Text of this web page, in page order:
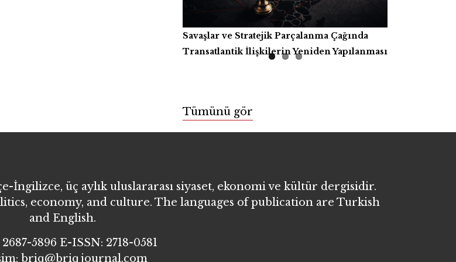
Savaşlar ve Stratejik Parçalanma Çağında
Transatlantik İlişkilerin Yeniden Yapılanması
Yapay Zekâ, Üretici Güçler ve İnsanlığın
Ortak Refahı
Kitap İncelemesi
Tümünü gör
üç aylık uluslararası siyaset, ekonomi ve kültür dergisidir.
economy, and culture. The languages of publication are Turkish
and English.
5896 E-ISSN: 2718-0581
briq@briqjournal.com